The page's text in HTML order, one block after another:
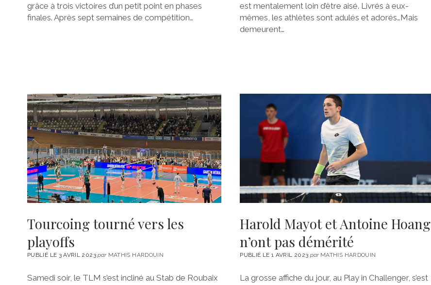
grâce à trois victoires d’un petit point en phases
finales. Après sept semaines de compétition…
est mentalement loin d’être aisé. Livrés à eux-
mêmes, les athlètes sont adulés et adorés…Mais
demeurent…
Tourcoing tourné vers les
playoffs
PUBLIÉ LE 3 AVRIL 2023parMATHIS HARDOUIN
Samedi soir, le TLM s’est incliné au Stab de Roubaix
Harold Mayot et Antoine Hoang
n’ont pas démérité
PUBLIÉ LE 1 AVRIL 2023 parMATHIS HARDOUIN
La grosse affiche du jour, au Play in Challenger, s’est